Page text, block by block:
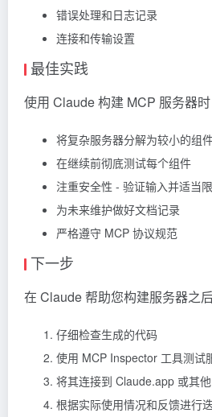
错误处理和日志记录
连接和传输设置
最佳实践
使用 Claude 构建 MCP 服务器时
将复杂服务器分解为较小的组
在继续前彻底测试每个组件
注重安全性 - 验证输入并适当
为未来维护做好文档记录
严格遵守 MCP 协议规范
下一步
在 Claude 帮助您构建服务器之后
仔细检查生成的代码
使用 MCP Inspector 工具测试
将其连接到 Claude.app 或其
根据实际使用情况和反馈进行